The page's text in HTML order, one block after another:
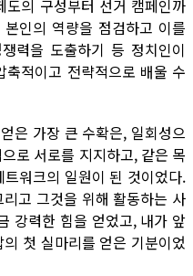
의 구성부터 선거 캠페인까
인의 역량을 점검하고 이를
력을 도출하기 등 정치인이
적이고 전략적으로 배울 수
은 가장 큰 수확은, 일회성으
로 서로를 지지하고, 같은 목
워크의 일원이 된 것이었다.
고 그것을 위해 활동하는 사
강력한 힘을 얻었고, 내가 앞
첫 실마리를 얻은 기분이었